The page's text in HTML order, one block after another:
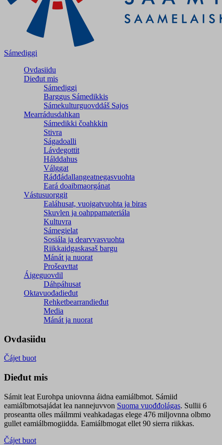
Sámediggi
Ovdasiidu
Dieđut mis
Sámediggi
Barggus Sámedikkis
Sámekulturguovddáš Sajos
Mearrádusdahkan
Sámedikki čoahkkin
Stivra
Ságadoalli
Lávdegottit
Hálddahus
Válggat
Ráđđádallangeatnegas­vuohta
Eará doaibmaorgánat
Vástusuorggit
Ealáhusat, vuoigatvuohta ja biras
Skuvlen ja oahppamateriála
Kultuvra
Sámegielat
Sosiála ja dearvvasvuohta
Riikkaidgaskasaš bargu
Mánát ja nuorat
Prošeavttat
Áigeguovdil
Dáhpáhusat
Oktavuođadieđut
Rehketbearrandieđut
Media
Mánát ja nuorat
Ovdasiidu
Čájet buot
Dieđut mis
Sámit leat Eurohpa uniovnna áidna eamiálbmot. Sámiid
eamiálbmotsajádat lea nannejuvvon Suoma vuođđolágas. Sullii 6
proseantta olles máilmmi veahkadagas elege 476 miljovnna olbmo
gullet eamiálbmogiidda. Eamiálbmogat ellet 90 sierra riikkas.
Čájet buot